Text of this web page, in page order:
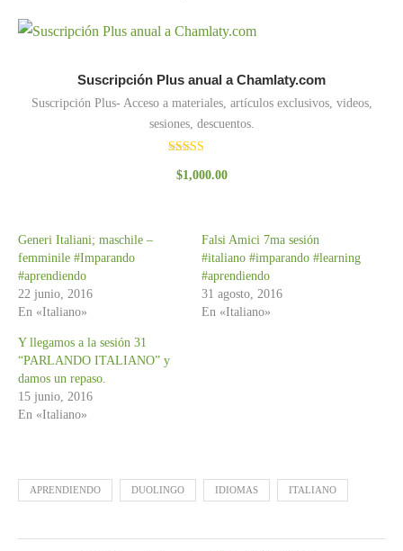
Suscripción Plus anual a Chamlaty.com
Suscripción Plus- Acceso a materiales, artículos exclusivos, videos,
sesiones, descuentos.
con
$1,000.00
Generi Italiani; maschile –
femminile #Imparando
#aprendiendo
22 junio, 2016
En «Italiano»
Falsi Amici 7ma sesión
#italiano #imparando #learning
#aprendiendo
31 agosto, 2016
En «Italiano»
Y llegamos a la sesión 31
“PARLANDO ITALIANO” y
damos un repaso.
15 junio, 2016
En «Italiano»
APRENDIENDO DUOLINGO IDIOMAS ITALIANO